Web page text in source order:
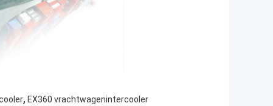
, EX360 vrachtwagenintercooler